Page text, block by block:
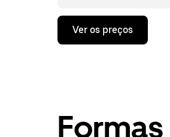
Prima
tecla
calendário
Ver os preços